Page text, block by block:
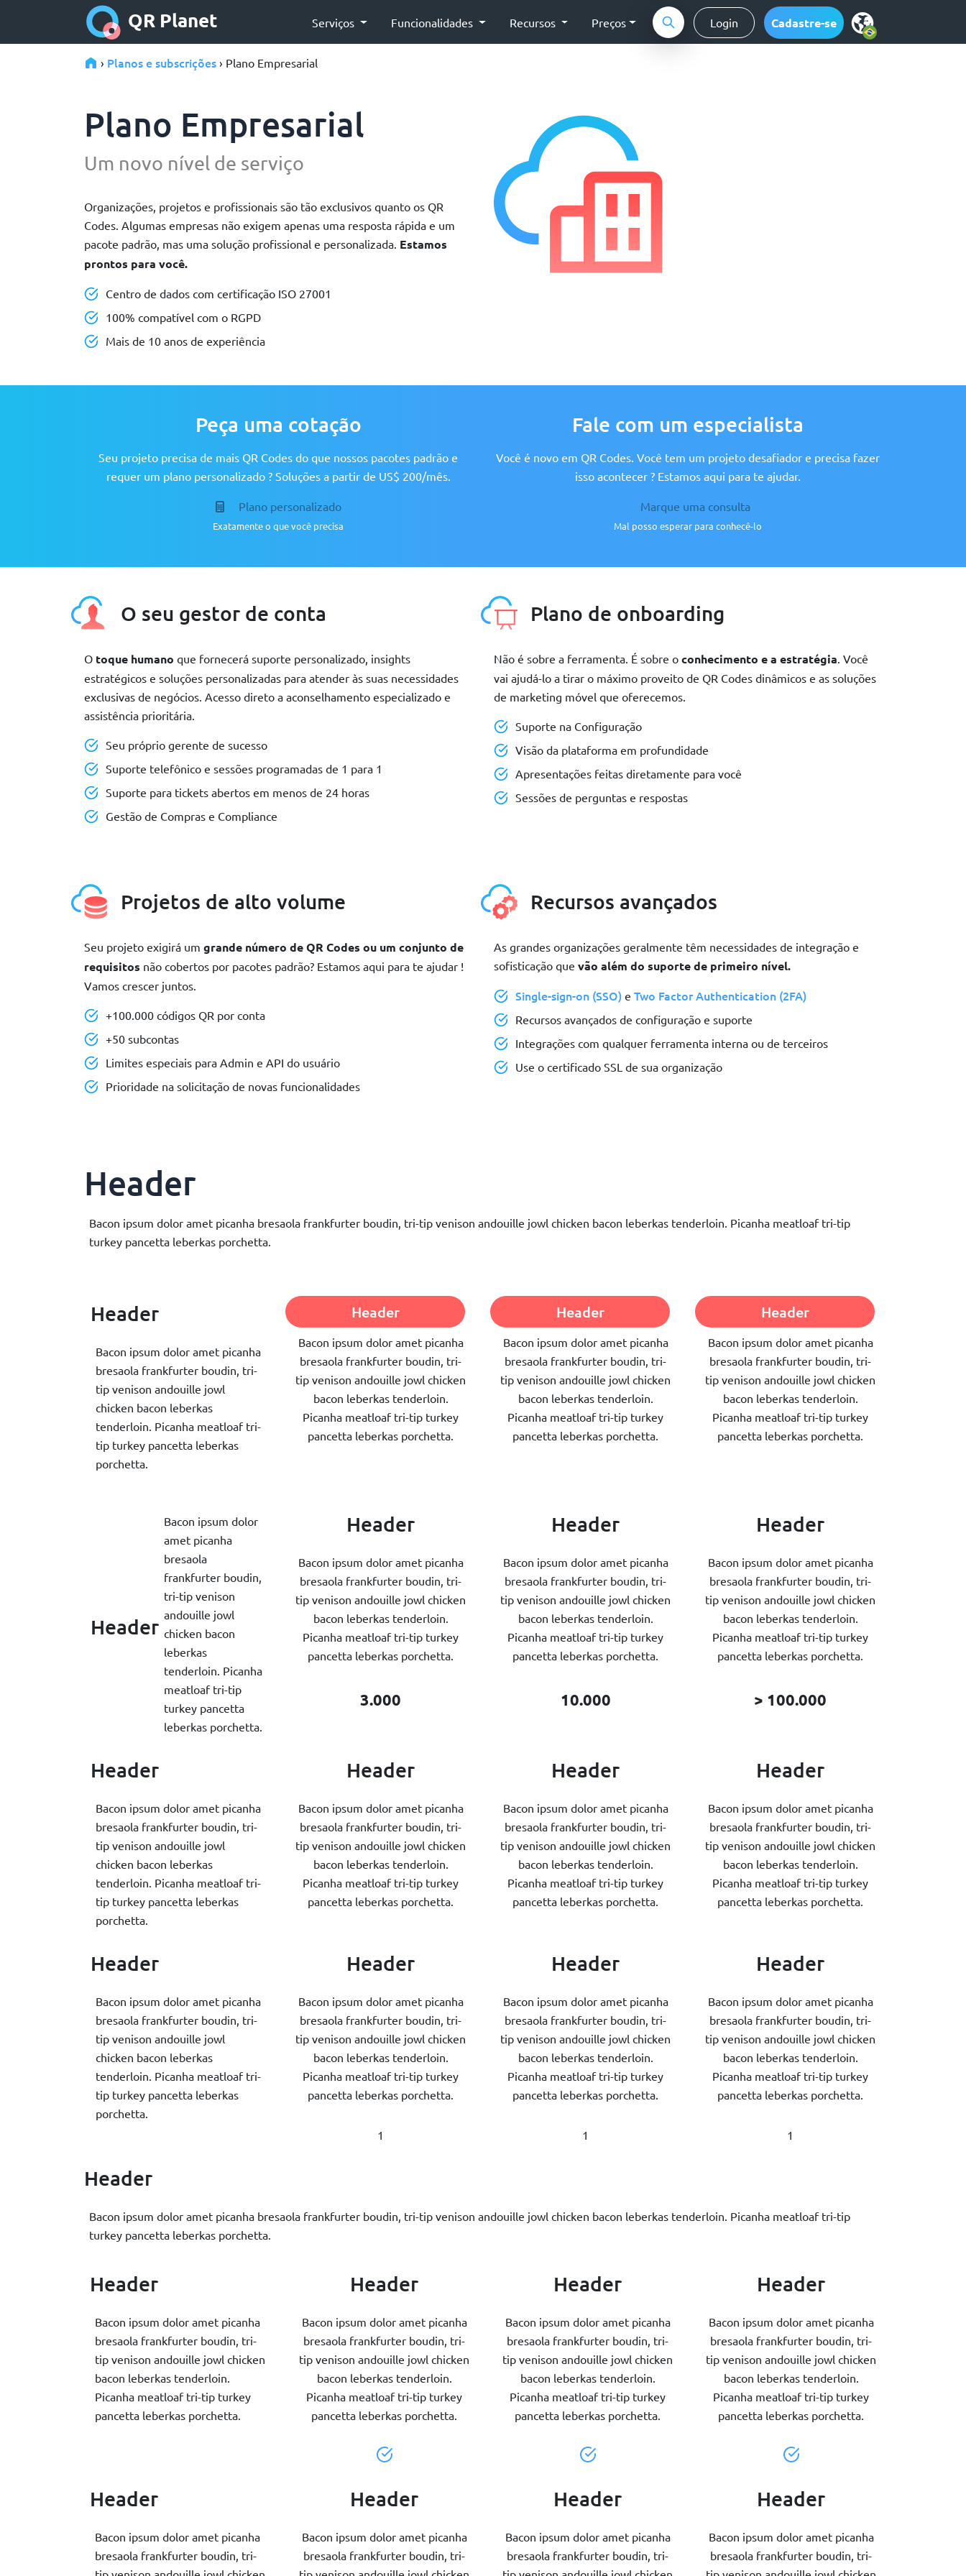
QR Planet Serviços Funcionalidades Recursos Preços Login Cadastre-se
› Planos e subscrições › Plano Empresarial
Plano Empresarial
Um novo nível de serviço
Organizações, projetos e profissionais são tão exclusivos quanto os QR
Codes. Algumas empresas não exigem apenas uma resposta rápida e um
pacote padrão, mas uma solução profissional e personalizada. Estamos
prontos para você.
Centro de dados com certificação ISO 27001
100% compatível com o RGPD
Mais de 10 anos de experiência
Peça uma cotação
Seu projeto precisa de mais QR Codes do que nossos pacotes padrão e
requer um plano personalizado ? Soluções a partir de US$ 200/mês.
Plano personalizado
Exatamente o que você precisa
Fale com um especialista
Você é novo em QR Codes. Você tem um projeto desafiador e precisa fazer
isso acontecer ? Estamos aqui para te ajudar.
Marque uma consulta
Mal posso esperar para conhecê-lo
O seu gestor de conta
O toque humano que fornecerá suporte personalizado, insights
estratégicos e soluções personalizadas para atender às suas necessidades
exclusivas de negócios. Acesso direto a aconselhamento especializado e
assistência prioritária.
Seu próprio gerente de sucesso
Suporte telefônico e sessões programadas de 1 para 1
Suporte para tickets abertos em menos de 24 horas
Gestão de Compras e Compliance
Plano de onboarding
Não é sobre a ferramenta. É sobre o conhecimento e a estratégia. Você
vai ajudá-lo a tirar o máximo proveito de QR Codes dinâmicos e as soluções
de marketing móvel que oferecemos.
Suporte na Configuração
Visão da plataforma em profundidade
Apresentações feitas diretamente para você
Sessões de perguntas e respostas
Projetos de alto volume
Seu projeto exigirá um grande número de QR Codes ou um conjunto de
requisitos não cobertos por pacotes padrão? Estamos aqui para te ajudar !
Vamos crescer juntos.
+100.000 códigos QR por conta
+50 subcontas
Limites especiais para Admin e API do usuário
Prioridade na solicitação de novas funcionalidades
Recursos avançados
As grandes organizações geralmente têm necessidades de integração e
sofisticação que vão além do suporte de primeiro nível.
Single-sign-on (SSO) e Two Factor Authentication (2FA)
Recursos avançados de configuração e suporte
Integrações com qualquer ferramenta interna ou de terceiros
Use o certificado SSL de sua organização
Header
Bacon ipsum dolor amet picanha bresaola frankfurter boudin, tri-tip venison andouille jowl chicken bacon leberkas tenderloin. Picanha meatloaf tri-tip
turkey pancetta leberkas porchetta.
Header
Bacon ipsum dolor amet picanha
bresaola frankfurter boudin, tri-
tip venison andouille jowl
chicken bacon leberkas
tenderloin. Picanha meatloaf tri-
tip turkey pancetta leberkas
porchetta.
Header
Bacon ipsum dolor amet picanha
bresaola frankfurter boudin, tri-
tip venison andouille jowl chicken
bacon leberkas tenderloin.
Picanha meatloaf tri-tip turkey
pancetta leberkas porchetta.
Header
Bacon ipsum dolor amet picanha
bresaola frankfurter boudin, tri-
tip venison andouille jowl chicken
bacon leberkas tenderloin.
Picanha meatloaf tri-tip turkey
pancetta leberkas porchetta.
Header
Bacon ipsum dolor amet picanha
bresaola frankfurter boudin, tri-
tip venison andouille jowl chicken
bacon leberkas tenderloin.
Picanha meatloaf tri-tip turkey
pancetta leberkas porchetta.
Header
Bacon ipsum dolor
amet picanha
bresaola
frankfurter boudin,
tri-tip venison
andouille jowl
chicken bacon
leberkas
tenderloin. Picanha
meatloaf tri-tip
turkey pancetta
leberkas porchetta.
Header
Bacon ipsum dolor amet picanha
bresaola frankfurter boudin, tri-
tip venison andouille jowl chicken
bacon leberkas tenderloin.
Picanha meatloaf tri-tip turkey
pancetta leberkas porchetta.
3.000
Header
Bacon ipsum dolor amet picanha
bresaola frankfurter boudin, tri-
tip venison andouille jowl chicken
bacon leberkas tenderloin.
Picanha meatloaf tri-tip turkey
pancetta leberkas porchetta.
10.000
Header
Bacon ipsum dolor amet picanha
bresaola frankfurter boudin, tri-
tip venison andouille jowl chicken
bacon leberkas tenderloin.
Picanha meatloaf tri-tip turkey
pancetta leberkas porchetta.
> 100.000
Header
Bacon ipsum dolor amet picanha
bresaola frankfurter boudin, tri-
tip venison andouille jowl
chicken bacon leberkas
tenderloin. Picanha meatloaf tri-
tip turkey pancetta leberkas
porchetta.
Header
Bacon ipsum dolor amet picanha
bresaola frankfurter boudin, tri-
tip venison andouille jowl chicken
bacon leberkas tenderloin.
Picanha meatloaf tri-tip turkey
pancetta leberkas porchetta.
Header
Bacon ipsum dolor amet picanha
bresaola frankfurter boudin, tri-
tip venison andouille jowl chicken
bacon leberkas tenderloin.
Picanha meatloaf tri-tip turkey
pancetta leberkas porchetta.
Header
Bacon ipsum dolor amet picanha
bresaola frankfurter boudin, tri-
tip venison andouille jowl chicken
bacon leberkas tenderloin.
Picanha meatloaf tri-tip turkey
pancetta leberkas porchetta.
Header
Bacon ipsum dolor amet picanha
bresaola frankfurter boudin, tri-
tip venison andouille jowl
chicken bacon leberkas
tenderloin. Picanha meatloaf tri-
tip turkey pancetta leberkas
porchetta.
Header
Bacon ipsum dolor amet picanha
bresaola frankfurter boudin, tri-
tip venison andouille jowl chicken
bacon leberkas tenderloin.
Picanha meatloaf tri-tip turkey
pancetta leberkas porchetta.
1
Header
Bacon ipsum dolor amet picanha
bresaola frankfurter boudin, tri-
tip venison andouille jowl chicken
bacon leberkas tenderloin.
Picanha meatloaf tri-tip turkey
pancetta leberkas porchetta.
1
Header
Bacon ipsum dolor amet picanha
bresaola frankfurter boudin, tri-
tip venison andouille jowl chicken
bacon leberkas tenderloin.
Picanha meatloaf tri-tip turkey
pancetta leberkas porchetta.
1
Header
Bacon ipsum dolor amet picanha bresaola frankfurter boudin, tri-tip venison andouille jowl chicken bacon leberkas tenderloin. Picanha meatloaf tri-tip
turkey pancetta leberkas porchetta.
Header
Bacon ipsum dolor amet picanha
bresaola frankfurter boudin, tri-
tip venison andouille jowl chicken
bacon leberkas tenderloin.
Picanha meatloaf tri-tip turkey
pancetta leberkas porchetta.
Header
Bacon ipsum dolor amet picanha
bresaola frankfurter boudin, tri-
tip venison andouille jowl chicken
bacon leberkas tenderloin.
Picanha meatloaf tri-tip turkey
pancetta leberkas porchetta.
Header
Bacon ipsum dolor amet picanha
bresaola frankfurter boudin, tri-
tip venison andouille jowl chicken
bacon leberkas tenderloin.
Picanha meatloaf tri-tip turkey
pancetta leberkas porchetta.
Header
Bacon ipsum dolor amet picanha
bresaola frankfurter boudin, tri-
tip venison andouille jowl chicken
bacon leberkas tenderloin.
Picanha meatloaf tri-tip turkey
pancetta leberkas porchetta.
Header
Bacon ipsum dolor amet picanha
bresaola frankfurter boudin, tri-
Header
Bacon ipsum dolor amet picanha
bresaola frankfurter boudin, tri-
Header
Bacon ipsum dolor amet picanha
bresaola frankfurter boudin, tri-
Header
Bacon ipsum dolor amet picanha
bresaola frankfurter boudin, tri-